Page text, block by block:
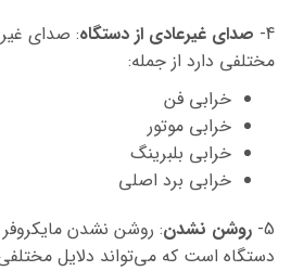
4- صدای غیرعادی از دستگاه: صدای
مختلفی دارد از جمله:
خرابی فن
خرابی موتور
خرابی بلبرینگ
خرابی برد اصلی
5- روشن نشدن: روشن نشدن
دستگاه است که می‌تواند دلایل